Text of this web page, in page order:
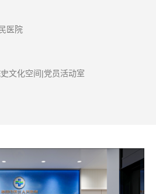
医院
文化空间|党员活动室